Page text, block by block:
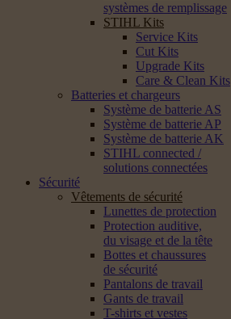
systèmes de remplissage
STIHL Kits
Service Kits
Cut Kits
Upgrade Kits
Care & Clean Kits
Batteries et chargeurs
Système de batterie AS
Système de batterie AP
Système de batterie AK
STIHL connected /
solutions connectées
Sécurité
Vêtements de sécurité
Lunettes de protection
Protection auditive,
du visage et de la tête
Bottes et chaussures
de sécurité
Pantalons de travail
Gants de travail
T-shirts et vestes